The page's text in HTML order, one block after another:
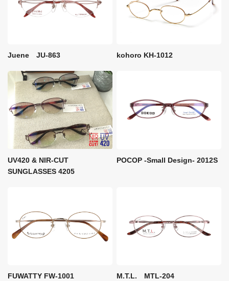
Juene JU-863 kohoro KH-1012
UV420 & NIR-CUT
SUNGLASSES 4205
POCOP -Small Design- 2012S
FUWATTY FW-1001 M.T.L. MTL-204